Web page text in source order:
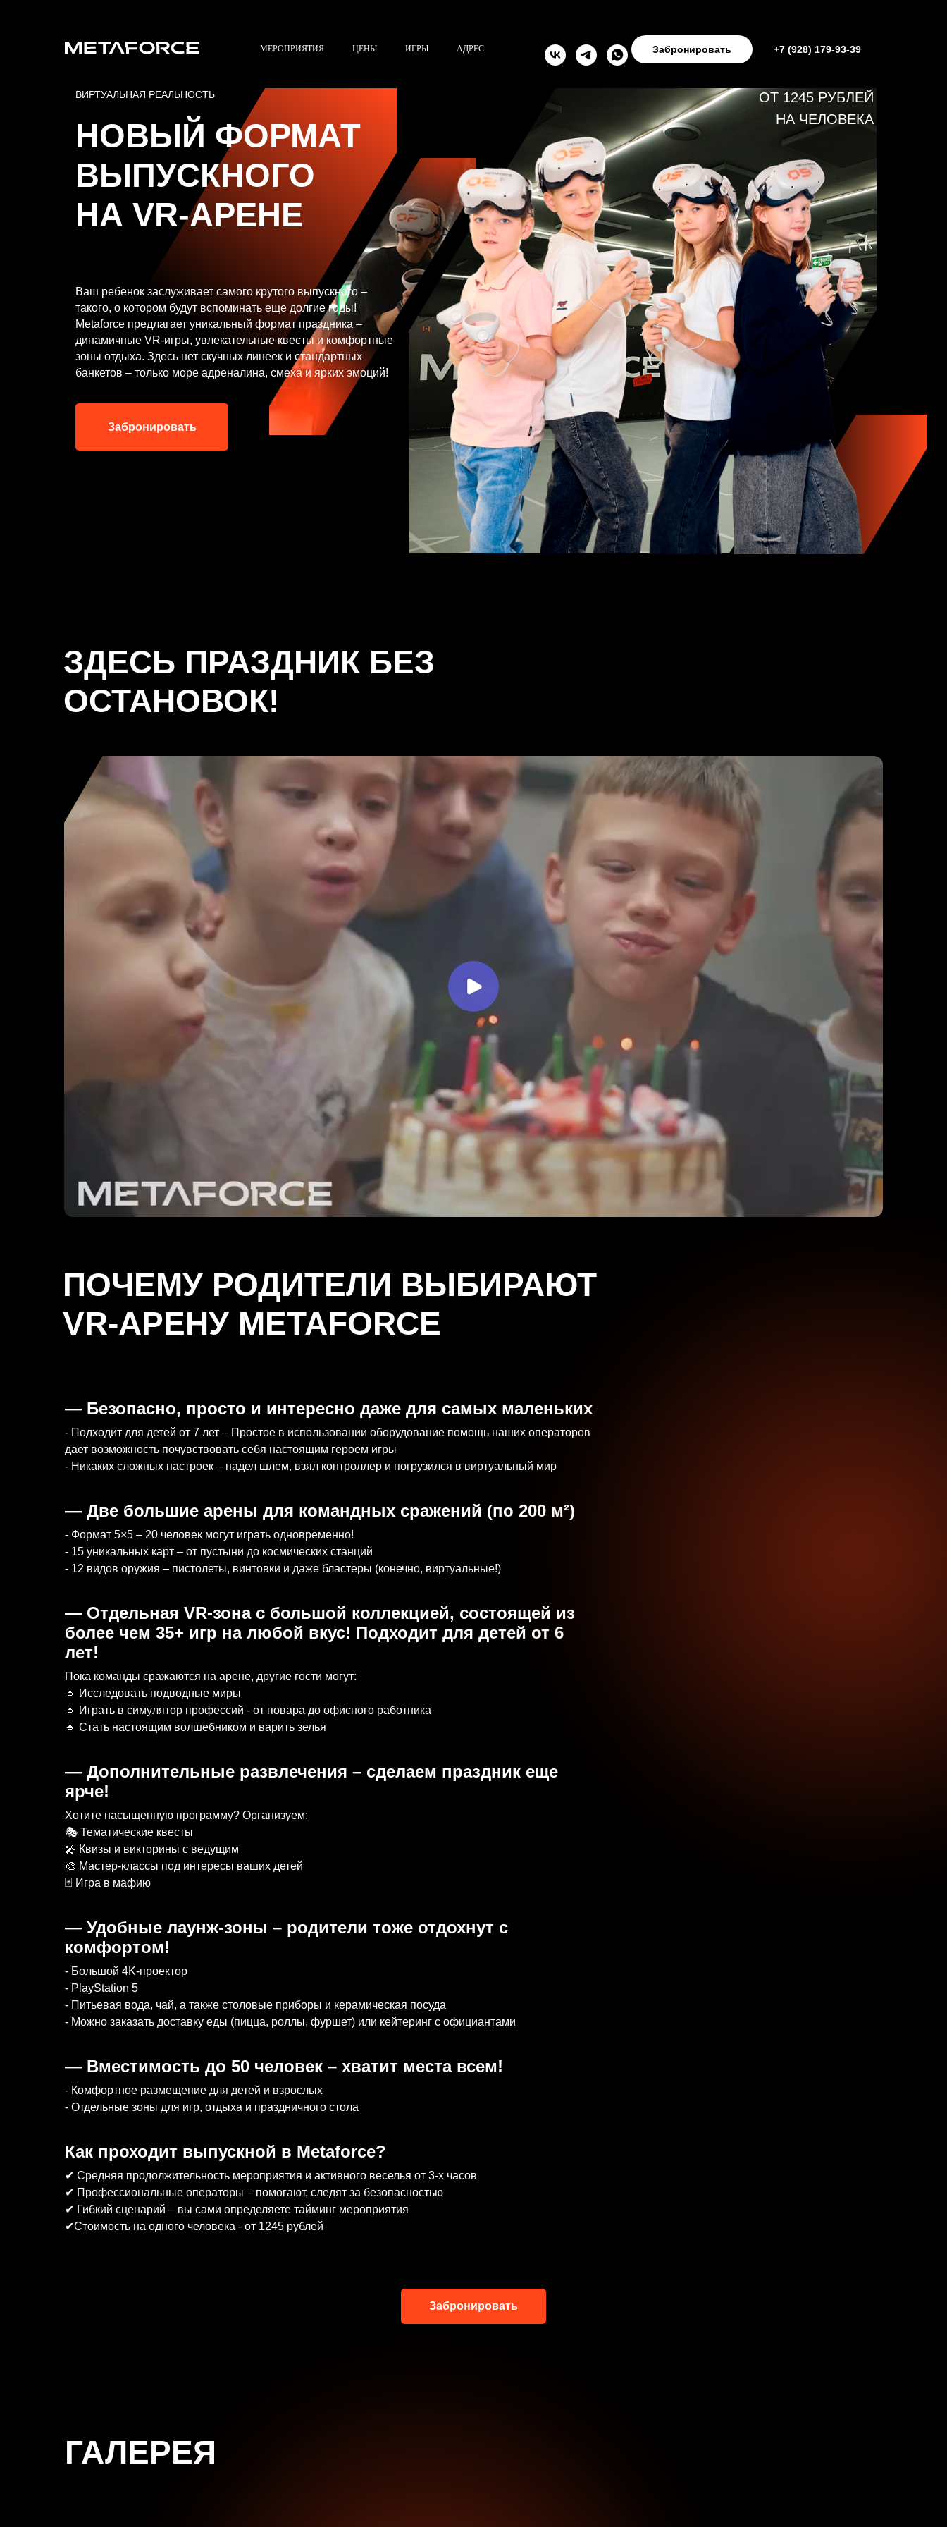
МЕРОПРИЯТИЯ ЦЕНЫ ИГРЫ АДРЕС Забронировать +7 (928) 179-93-39
ВИРТУАЛЬНАЯ РЕАЛЬНОСТЬ
Ваш ребенок заслуживает самого крутого выпускного –
такого, о котором будут вспоминать еще долгие годы!
Metaforce предлагает уникальный формат праздника –
динамичные VR-игры, увлекательные квесты и комфортные
зоны отдыха. Здесь нет скучных линеек и стандартных
банкетов – только море адреналина, смеха и ярких эмоций!
НОВЫЙ ФОРМАТ
ВЫПУСКНОГО
НА VR-АРЕНЕ
Забронировать
ОТ 1245 РУБЛЕЙ
НА ЧЕЛОВЕКА
ЗДЕСЬ ПРАЗДНИК БЕЗ
ОСТАНОВОК!
ПОЧЕМУ РОДИТЕЛИ ВЫБИРАЮТ
VR-АРЕНУ METAFORCE
— Безопасно, просто и интересно даже для самых маленьких
- Подходит для детей от 7 лет – Простое в использовании оборудование помощь наших операторов
дает возможность почувствовать себя настоящим героем игры
- Никаких сложных настроек – надел шлем, взял контроллер и погрузился в виртуальный мир
— Две большие арены для командных сражений (по 200 м²)
- Формат 5×5 – 20 человек могут играть одновременно!
- 15 уникальных карт – от пустыни до космических станций
- 12 видов оружия – пистолеты, винтовки и даже бластеры (конечно, виртуальные!)
— Отдельная VR-зона c большой коллекцией, состоящей из
более чем 35+ игр на любой вкус! Подходит для детей от 6
лет!
Пока команды сражаются на арене, другие гости могут:
🔹 Исследовать подводные миры
🔹 Играть в симулятор профессий - от повара до офисного работника
🔹 Стать настоящим волшебником и варить зелья
— Дополнительные развлечения – сделаем праздник еще
ярче!
Хотите насыщенную программу? Организуем:
🎭 Тематические квесты
🎤 Квизы и викторины с ведущим
🎨 Мастер-классы под интересы ваших детей
🃏 Игра в мафию
— Удобные лаунж-зоны – родители тоже отдохнут с
комфортом!
- Большой 4K-проектор
- PlayStation 5
- Питьевая вода, чай, а также столовые приборы и керамическая посуда
- Можно заказать доставку еды (пицца, роллы, фуршет) или кейтеринг с официантами
— Вместимость до 50 человек – хватит места всем!
- Комфортное размещение для детей и взрослых
- Отдельные зоны для игр, отдыха и праздничного стола
Как проходит выпускной в Metaforce?
✔ Средняя продолжительность мероприятия и активного веселья от 3-х часов
✔ Профессиональные операторы – помогают, следят за безопасностью
✔ Гибкий сценарий – вы сами определяете тайминг мероприятия
✔Стоимость на одного человека - от 1245 рублей
Забронировать
ГАЛЕРЕЯ